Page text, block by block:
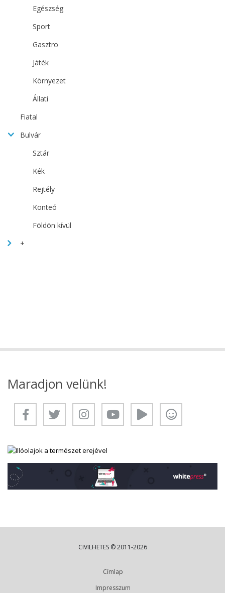
Egészség
Sport
Gasztro
Játék
Környezet
Állati
Fiatal
Bulvár
Sztár
Kék
Rejtély
Konteó
Földön kívül
+
Maradjon velünk!
CIVILHETES © 2011-2026
Címlap
Impresszum